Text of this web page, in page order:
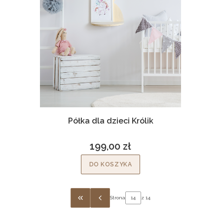
Półka dla dzieci Królik
Cena
199,00 zł
DO KOSZYKA
WRÓĆ DO PIERWSZEJ STRONY Z
Strona z 14